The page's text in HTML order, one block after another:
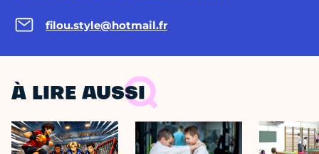
filou.style@hotmail.fr
À LIRE AUSSI